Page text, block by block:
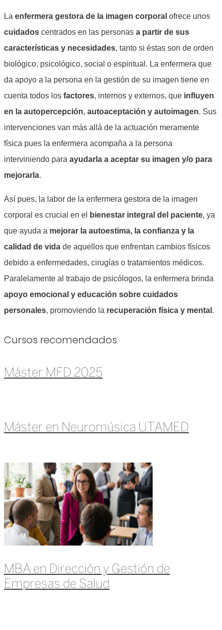
La enfermera gestora de la imagen corporal ofrece unos
cuidados centrados en las personas a partir de sus
características y necesidades, tanto si éstas son de orden
biológico, psicológico, social o espiritual. La enfermera que
da apoyo a la persona en la gestión de su imagen tiene en
cuenta todos los factores, internos y externos, que influyen
en la autopercepción, autoaceptación y autoimagen. Sus
intervenciones van más allá de la actuación meramente
física pues la enfermera acompaña a la persona
interviniendo para ayudarla a aceptar su imagen y/o para
mejorarla.
Así pues, la labor de la enfermera gestora de la imagen
corporal es crucial en el
bienestar integral del paciente, ya
que ayuda a mejorar la autoestima, la confianza y la
calidad de vida de aquellos que enfrentan cambios físicos
debido a enfermedades, cirugías o tratamientos médicos.
Paralelamente al trabajo de psicólogos, la enfermera brinda
apoyo emocional y educación sobre cuidados
personales, promoviendo la recuperación física y mental .
Cursos recomendados
Máster MFD 2025
Máster en Neuromúsica UTAMED
MBA en Dirección y Gestión de
Empresas de Salud